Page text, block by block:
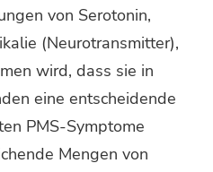
von Serotonin,
(Neurotransmitter),
wird, dass sie in
eine entscheidende
PMS-Symptome
Mengen von